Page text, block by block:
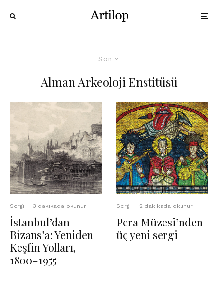
Son
Alman Arkeoloji Enstitüsü
Sergi · 3 dakikada okunur
İstanbul’dan
Bizans’a: Yeniden
Keşfin Yolları,
1800–1955
Sergi · 2 dakikada okunur
Pera Müzesi’nden
üç yeni sergi